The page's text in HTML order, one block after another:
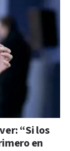
“Si los
en